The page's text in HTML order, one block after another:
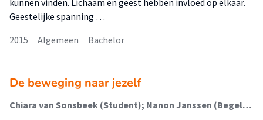
kunnen vinden. Lichaam en geest hebben invloed op elkaar.
Geestelijke spanning …
2015
Algemeen Bachelor
De beweging naar jezelf
Chiara van Sonsbeek (Student); Nanon Janssen (Begeleider)